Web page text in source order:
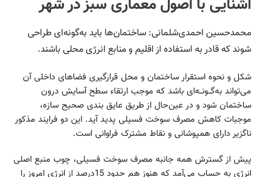
آشنایی با اصول معماری سبز ‌در شهر
محمد‌حسین احمدی‌شلمانی: ساختمان‌ها باید به‌گونه‌ای طراحی
شوند که قادر به استفاده از اقلیم و منابع انرژی محلی باشند.
شکل و نحوه استقرار ساختمان و محل قرارگیری فضاهای داخلی آن
می‌تواند به‌گــونــه‌ای باشد که موجب ارتقاء سطح آسایش درون
ساختمان شود و در عین‌حال از طریق عایق بندی صحیح سازه،
موجبات کاهش مصرف سوخت فسیلی پدید آید. این دو فرایند مذکور
ناگزیر دارای همپوشانی و نقاط مشترک فراوانی است.
پیش از گسترش همه جانبه مصرف سوخت فسیلی، چوب منبع اصلی
انرژی به حساب می‌آمد که هنوز هم حدود 15درصد از انرژی امروز را